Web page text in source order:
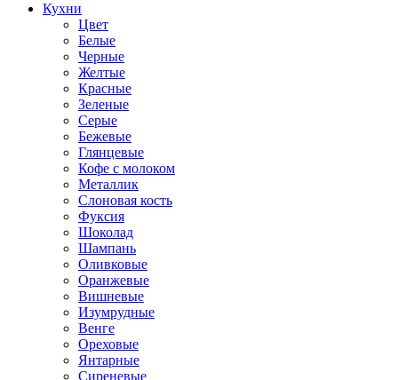
Кухни
Цвет
Белые
Черные
Желтые
Красные
Зеленые
Серые
Бежевые
Глянцевые
Кофе с молоком
Металлик
Слоновая кость
Фуксия
Шоколад
Шампань
Оливковые
Оранжевые
Вишневые
Изумрудные
Венге
Ореховые
Янтарные
Сиреневые